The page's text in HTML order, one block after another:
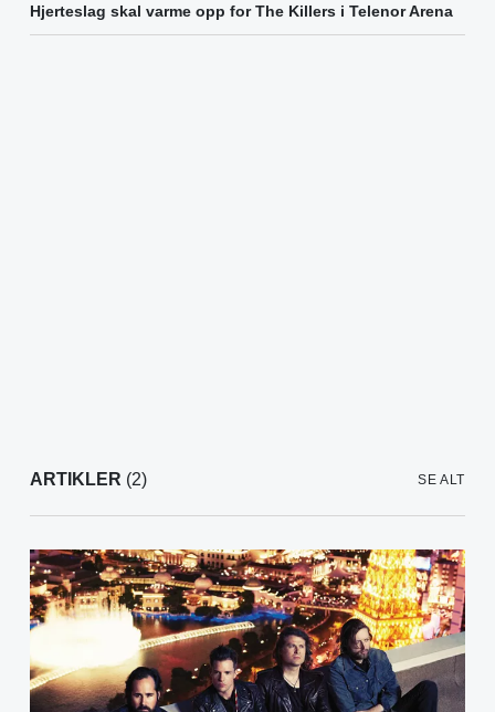
Hjerteslag skal varme opp for The Killers i Telenor Arena
ARTIKLER (2) SE ALT